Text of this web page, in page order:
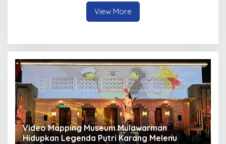
View More
Panduan Pasang Pelapis Anti Bocor Kolam Air
Mancur